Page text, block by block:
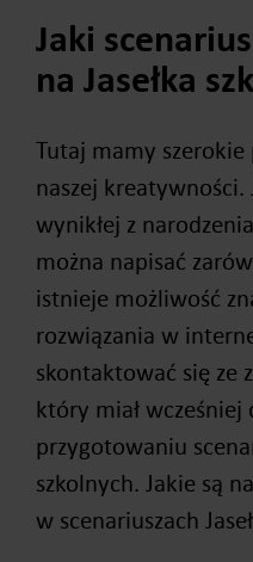
Jaki
na Jasełka
Tutaj mamy
naszej kreatywności.
wynikłej z
można napisać
istnieje możliwość
rozwiązania w
skontaktować się ze
który miał
przygotowaniu
szkolnych. Jakie są
w scenariuszach